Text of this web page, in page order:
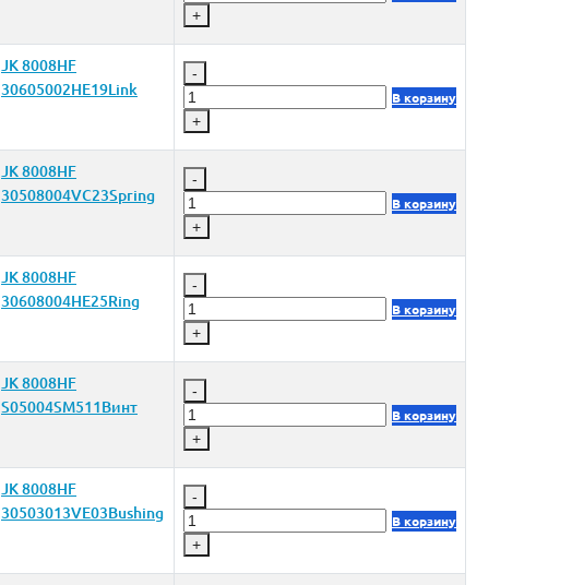
+
JK 8008HF
30605002HE19Link
-
+
В корзину
JK 8008HF
30508004VC23Spring
-
+
В корзину
JK 8008HF
30608004HE25Ring
-
+
В корзину
JK 8008HF
S05004SM511Винт
-
+
В корзину
JK 8008HF
30503013VE03Bushing
-
+
В корзину